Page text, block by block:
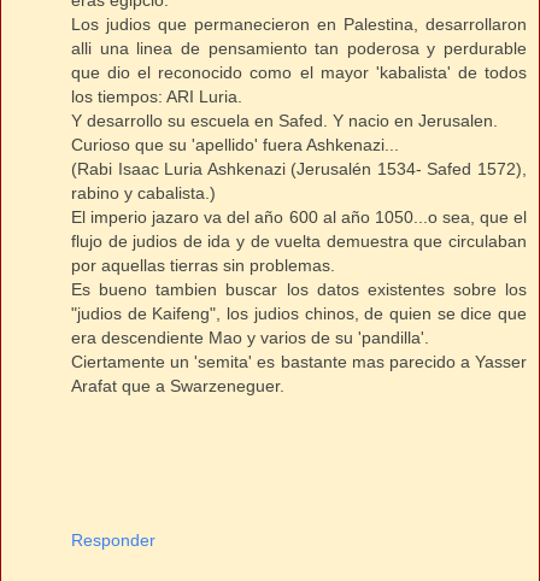
Los judios que permanecieron en Palestina, desarrollaron
alli una linea de pensamiento tan poderosa y perdurable
que dio el reconocido como el mayor 'kabalista' de todos
los tiempos: ARI Luria.
Y desarrollo su escuela en Safed. Y nacio en Jerusalen.
Curioso que su 'apellido' fuera Ashkenazi...
(Rabi Isaac Luria Ashkenazi (Jerusalén 1534- Safed 1572),
rabino y cabalista.)
El imperio jazaro va del año 600 al año 1050...o sea, que el
flujo de judios de ida y de vuelta demuestra que circulaban
por aquellas tierras sin problemas.
Es bueno tambien buscar los datos existentes sobre los
"judios de Kaifeng", los judios chinos, de quien se dice que
era descendiente Mao y varios de su 'pandilla'.
Ciertamente un 'semita' es bastante mas parecido a Yasser
Arafat que a Swarzeneguer.
Responder